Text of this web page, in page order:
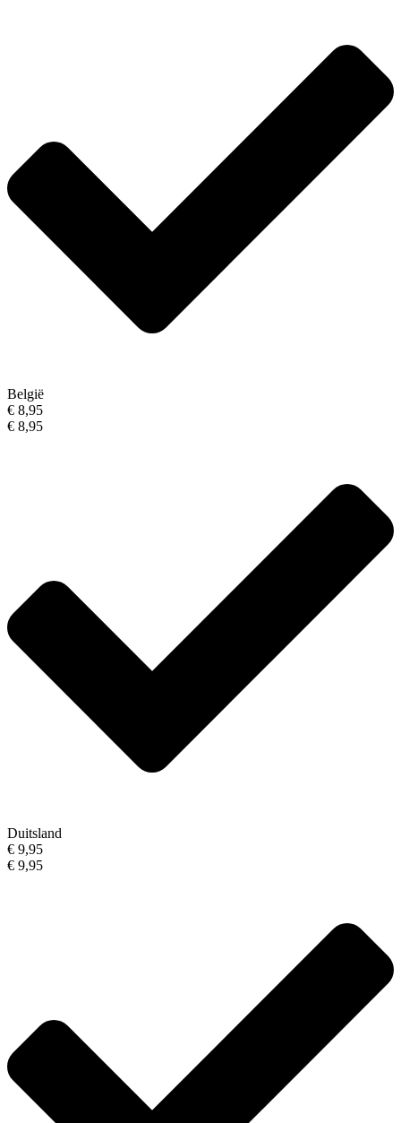
België
€ 8,95
€ 8,95
Duitsland
€ 9,95
€ 9,95